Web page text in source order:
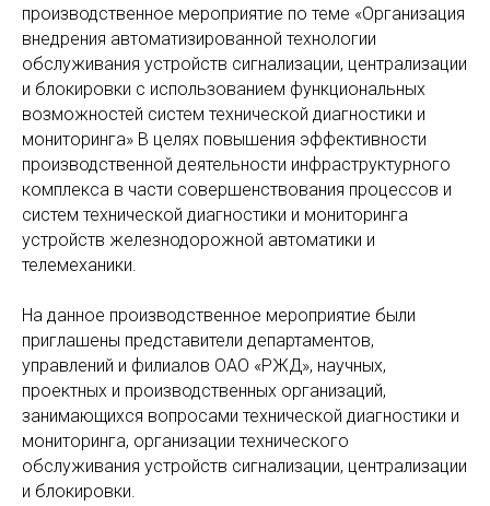
производственное мероприятие по теме «Организация
внедрения автоматизированной технологии
обслуживания устройств сигнализации, централизации
и блокировки с использованием функциональных
возможностей систем технической диагностики и
мониторинга» В целях повышения эффективности
производственной деятельности инфраструктурного
комплекса в части совершенствования процессов и
систем технической диагностики и мониторинга
устройств железнодорожной автоматики и
телемеханики.
На данное производственное мероприятие были
приглашены представители департаментов,
управлений и филиалов ОАО «РЖД», научных,
проектных и производственных организаций,
занимающихся вопросами технической диагностики и
мониторинга, организации технического
обслуживания устройств сигнализации, централизации
и блокировки.